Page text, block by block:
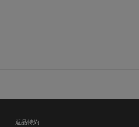
返品特約